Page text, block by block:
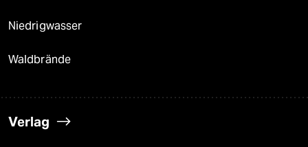
Niedrigwasser
Waldbrände
Verlag